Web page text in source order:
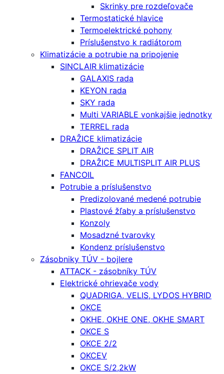
Skrinky pre rozdeľovače
Termostatické hlavice
Termoelektrické pohony
Príslušenstvo k radiátorom
Klimatizácie a potrubie na pripojenie
SINCLAIR klimatizácie
GALAXIS rada
KEYON rada
SKY rada
Multi VARIABLE vonkajšie jednotky
TERREL rada
DRAŽICE klimatizácie
DRAŽICE SPLIT AIR
DRAŽICE MULTISPLIT AIR PLUS
FANCOIL
Potrubie a príslušenstvo
Predizolované medené potrubie
Plastové žľaby a príslušenstvo
Konzoly
Mosadzné tvarovky
Kondenz príslušenstvo
Zásobniky TÚV - bojlere
ATTACK - zásobníky TÚV
Elektrické ohrievače vody
QUADRIGA, VELIS, LYDOS HYBRID
OKCE
OKHE, OKHE ONE, OKHE SMART
OKCE S
OKCE 2/2
OKCEV
OKCE S/2,2kW